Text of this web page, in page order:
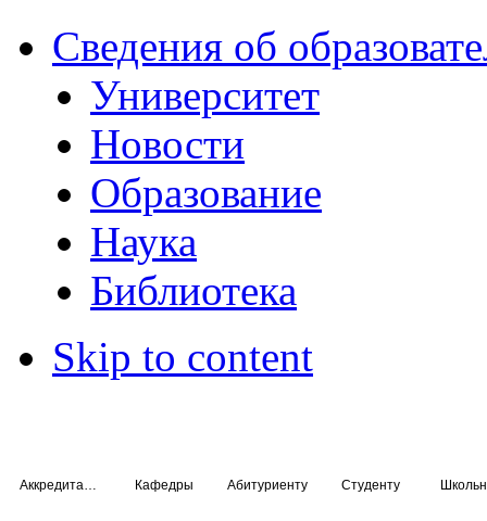
Сведения об
Университет
Новости
Образование
Наука
Библиотека
Skip to content
Кафедры Абитуриенту Студенту